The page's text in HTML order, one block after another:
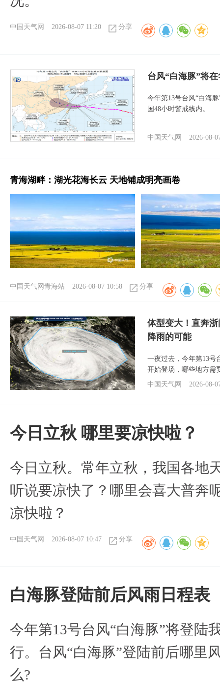
中国天气网 2026-08-07 11:20 分享
台风“白海豚”将
今年第13号台风“白海
国48小时警戒线内。
中国天气网 2026-08-
青海湖畔：湖光花海长云 天地铺成明亮画卷
中国天气网青海站 2026-08-07 10:58 分享
体型变大！直奔
降雨的可能
一夜过去，今年第13号
开始登场，哪些地方需
中国天气网
2026-08-
今日立秋 哪里要凉快啦？
今日立秋。常年立秋，我国各地
听说要凉快了？哪里会喜大普奔
凉快啦？
中国天气网 2026-08-07 10:47 分享
白海豚登陆前后风雨日程表
今年第13号台风“白海豚”将登陆
行。台风“白海豚”登陆前后哪里
么?